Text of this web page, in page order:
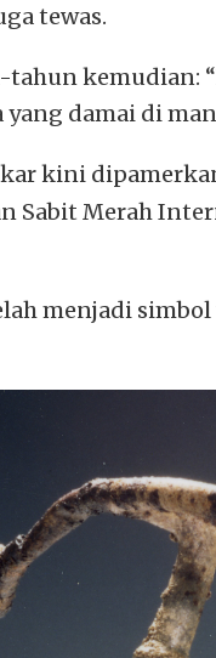
tewas.
kemudian:
damai di
kini
Sabit Merah
menjadi